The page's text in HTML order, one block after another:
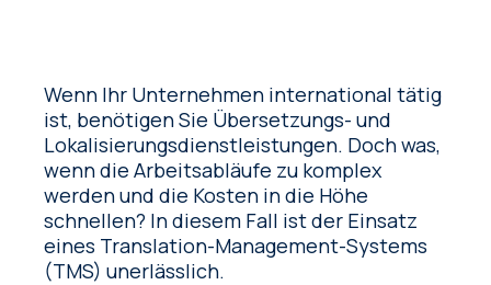
Wenn Ihr Unternehmen international tätig
ist, benötigen Sie Übersetzungs- und
Lokalisierungsdienstleistungen. Doch was,
wenn die Arbeitsabläufe zu komplex
werden und die Kosten in die Höhe
schnellen? In diesem Fall ist der Einsatz
eines Translation-Management-Systems
(TMS) unerlässlich.